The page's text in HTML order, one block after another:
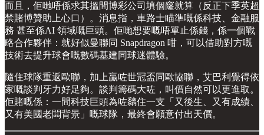
而且，佢哋唔係求其搵間博彩公司填個窿就算（反正下季英超
禁賭博贊助上心口）。消息指，車路士瞄準嘅係科技、金融服
務 甚至係AI 領域嘅巨頭。佢哋想要嘅唔單止係錢，係一個戰
略合作夥伴：就好似曼聯同 Snapdragon 咁，可以借助對方嘅
技術去提升球會嘅數碼基建同球迷體驗。
隨住球隊重返歐聯，加上贏咗世冠盃同歐協聯，艾巴利覺得依
家嘅談判牙力好足夠。談判籌碼大咗，叫價自然可以更進取。
佢賭嘅係：一間科技巨頭為咗黐住一支「又後生、又有成績、
又有美國老闆背景」嘅球隊，最終會願意付出天價。